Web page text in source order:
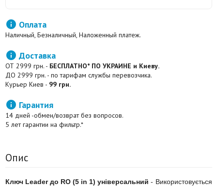
 Оплата
Наличный, Безналичный, Наложенный платеж.
 Доставка
ОТ 2999 грн. - БЕСПЛАТНО* ПО УКРАИНЕ и Киеву.
ДО 2999 грн. - по тарифам службы перевозчика.
Курьер Киев - 99 грн.
 Гарантия
14 дней -обмен/возврат без вопросов.
5 лет гарантии на фильтр.*
Опис
Ключ Leader до RO (5 in 1) універсальний - Використовується